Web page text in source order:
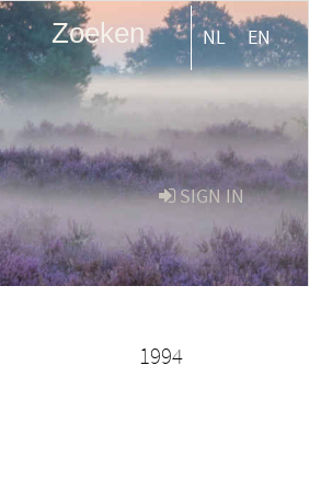
Zoeken NL EN
SIGN IN
1994